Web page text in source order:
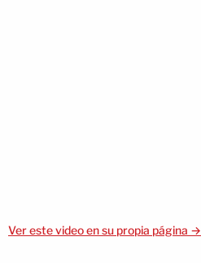
Ver este video en su propia página →